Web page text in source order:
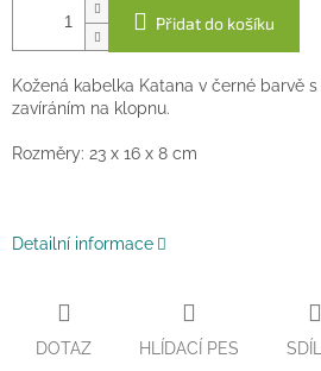
Přidat do košíku
Kožená kabelka Katana v černé barvě
zavíráním na klopnu.
Rozměry: 23 x 16 x 8 cm
Detailní informace
DOTAZ HLÍDACÍ PES